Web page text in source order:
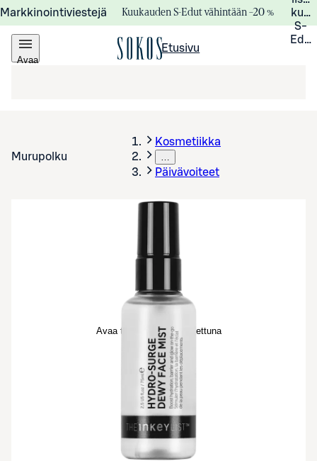
Markkinointiviestejä Kuukauden S-Edut vähintään –20 %
S-
Avaa
Etusivu
Murupolku
Kosmetiikka
…
Päivävoiteet
Avaa tuotekuva suurennettuna